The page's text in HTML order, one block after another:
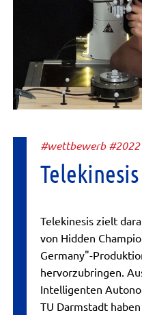
#wettbewerb #2022
Telekinesis
Telekinesis zielt
von Hidden
Germany"-
hervorzubringen.
Intelligenten
TU Darmstadt